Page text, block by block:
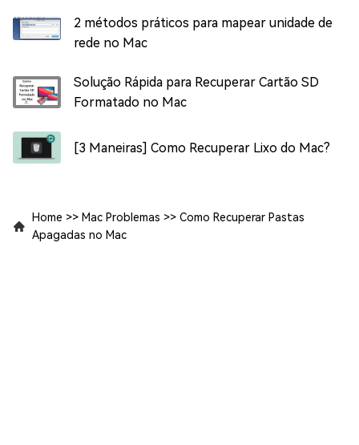
2 métodos práticos para mapear unidade de
rede no Mac
Solução Rápida para Recuperar Cartão SD
Formatado no Mac
[3 Maneiras] Como Recuperar Lixo do Mac?
Home >> Mac Problemas >> Como Recuperar Pastas
Apagadas no Mac